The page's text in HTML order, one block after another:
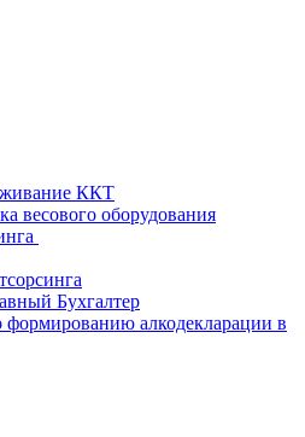
ККТ
весового оборудования
Бухгалтер
формированию алкодекларации в